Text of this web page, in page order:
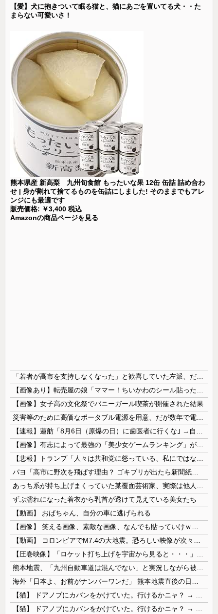
【愛】犬に抱きついて眠る猫と、猫にあごを置いてる犬・・た
まらない可愛いさ！
熊本県産 新高梨 九州旬食館 もったいな果 12缶 缶詰 詰め合わ
せ | 身が割れて捨てるものを缶詰にしました! そのままでもアレ
ンジにも最適です
販売価格: ￥3,400 税込
Amazonの商品ページを見る
【画像】女子高の文化祭でバニーガール喫茶が開催された結果
ずぶ濡れになった着衣から乳首が透けて見えている美女たち
【動画】 おばちゃん、自分の車に逃げられる